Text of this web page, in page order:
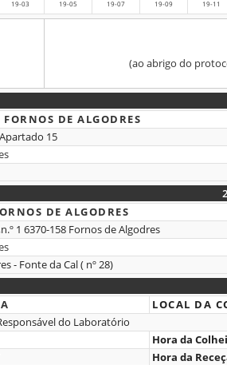
19-03 19-05 19-07 19-09 19-11
(ao abrigo do
DE ALGODRES
15
DE ALGODRES
1 6370-158 Fornos de Algodres
- Fonte da Cal ( nº 28)
LOCAL DA
do Laboratório
Hora da
Hora da